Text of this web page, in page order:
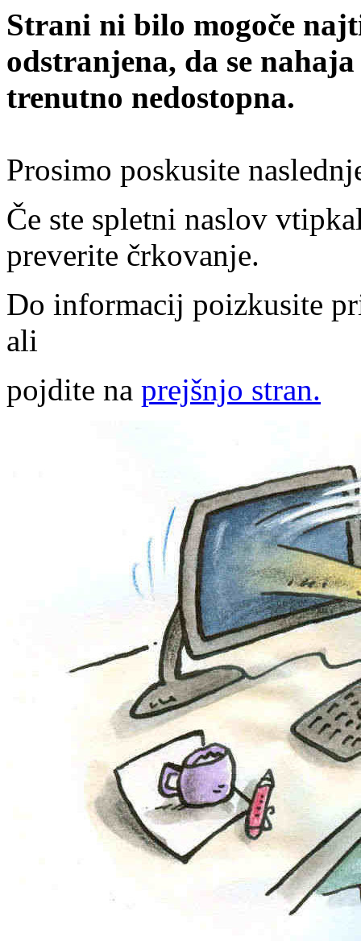
Strani ni bilo mogoče
odstranjena, da se
trenutno nedostopna.
Prosimo poskusite
Če ste spletni naslov
preverite črkovanje.
Do informacij poizkusite
ali
pojdite na prejšnjo stran.